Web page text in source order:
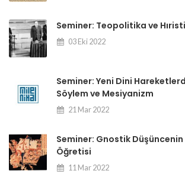
Seminer: Teopolitika ve
03 Eki 2022
Seminer: Yeni Dini
Söylem ve Mesiyanizm
21 Mar 2022
Seminer: Gnostik Düşüncenin
Öğretisi
11 Mar 2022